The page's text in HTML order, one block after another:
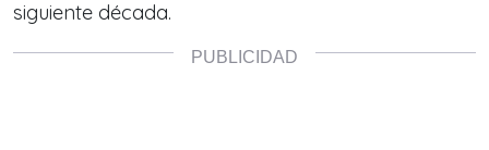
siguiente década.